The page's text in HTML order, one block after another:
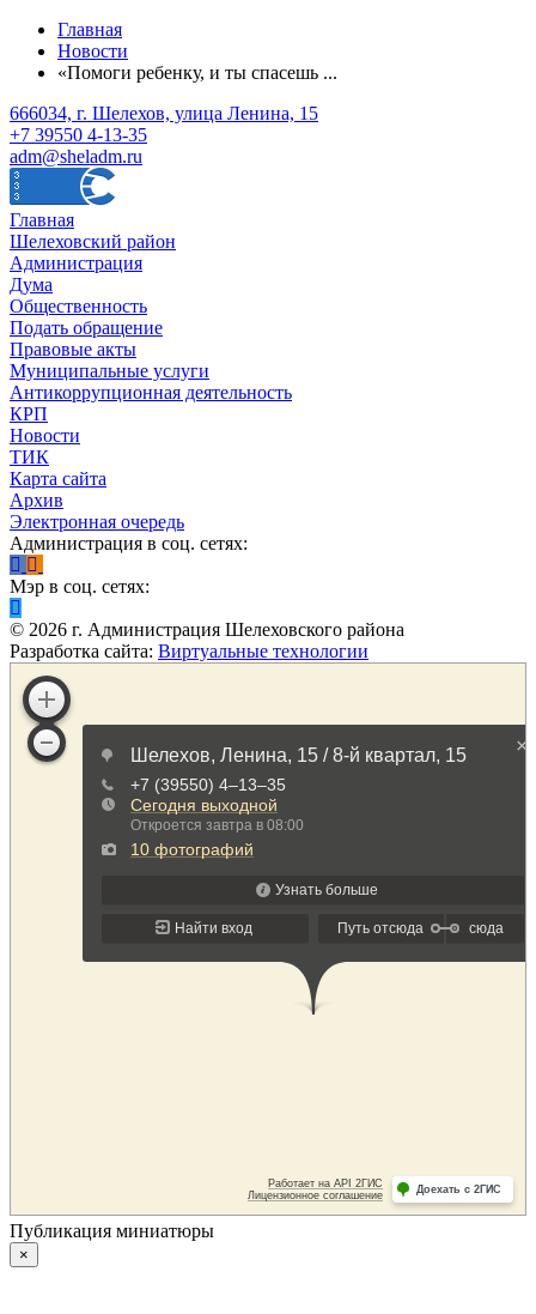
Главная
Новости
«Помоги ребенку, и ты спасешь ...
666034, г. Шелехов, улица Ленина, 15
+7 39550 4-13-35
adm@sheladm.ru
Главная
Шелеховский район
Администрация
Дума
Общественность
Подать обращение
Правовые акты
Муниципальные услуги
Антикоррупционная деятельность
КРП
Новости
ТИК
Карта сайта
Архив
Электронная очередь
Администрация в соц. сетях:
Мэр в соц. сетях:
© 2026 г. Администрация Шелеховского района
Разработка сайта: Виртуальные технологии
Публикация миниатюры
×